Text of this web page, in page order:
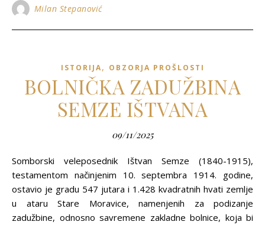
Milan Stepanović
ISTORIJA, OBZORJA PROŠLOSTI
BOLNIČKA ZADUŽBINA
SEMZE IŠTVANA
09/11/2025
Somborski veleposednik Ištvan Semze (1840-1915),
testamentom načinjenim 10. septembra 1914. godine,
ostavio je gradu 547 jutara i 1.428 kvadratnih hvati zemlje
u ataru Stare Moravice, namenjenih za podizanje
zadužbine, odnosno savremene zakladne bolnice, koja bi